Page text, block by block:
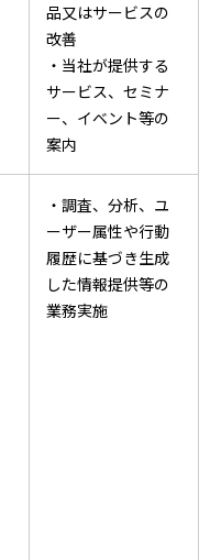
品又はサービスの
改善
・当社が提供する
サービス、セミナ
ー、イベント等の
案内
・調査、分析、ユ
ーザー属性や行動
履歴に基づき生成
した情報提供等の
業務実施